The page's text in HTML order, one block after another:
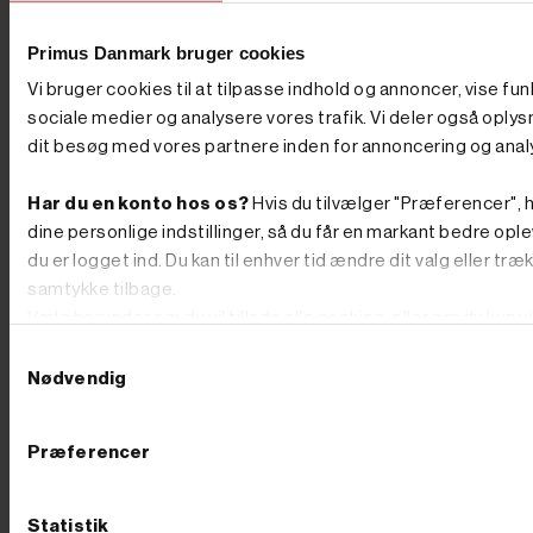
Primus Danmark bruger cookies
Vi bruger cookies til at tilpasse indhold og annoncer, vise
sociale medier og analysere vores trafik. Vi deler også
dit besøg med vores partnere inden for annoncering og
Har du en konto hos os? Hvis du tilvælger "Præferencer",
dine personlige indstillinger, så du får en markant bedre
du er logget ind. Du kan til enhver tid ændre dit valg eller
samtykke tilbage.
Nødvendig
Præferencer
Statistik
PRIS
(80,00 kr. ekskl. moms.)
topnøglesæt